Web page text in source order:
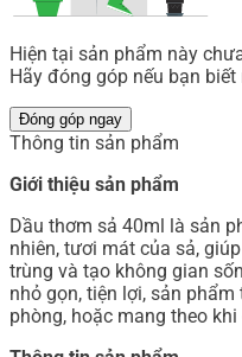
Hiện tại sản phẩm này
Hãy đóng góp nếu bạn
Đóng góp ngay
Thông tin sản phẩm
Giới thiệu sản phẩm
Dầu thơm sả 40ml là sản
nhiên, tươi mát của sả,
trùng và tạo không gian
nhỏ gọn, tiện lợi, sản
phòng, hoặc mang theo